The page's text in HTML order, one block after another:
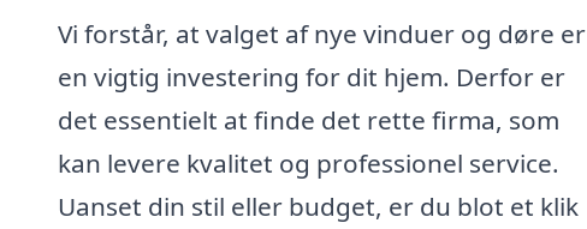
Vi forstår, at valget af nye vinduer og døre er
en vigtig investering for dit hjem. Derfor er
det essentielt at finde det rette firma, som
kan levere kvalitet og professionel service.
Uanset din stil eller budget, er du blot et klik